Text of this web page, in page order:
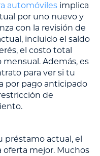
automóviles implica
por uno nuevo y
con la revisión de
incluido el saldo
el costo total
Además, es
para ver si tu
por pago anticipado
de
préstamo actual, el
oferta mejor. Muchos